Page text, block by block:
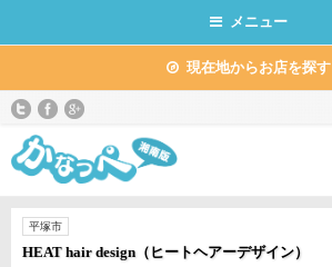
メニュー
現在地からお店を探す
平塚市
HEAT hair design（ヒートヘアーデザイン）